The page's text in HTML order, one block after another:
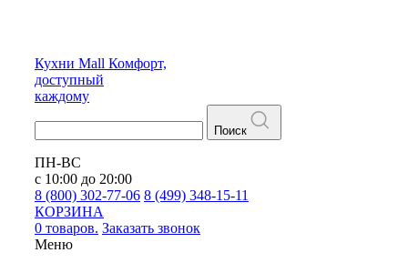
Кухни Mall Комфорт,
доступный
каждому
Поиск
ПН-ВС
с 10:00 до 20:00
8 (800) 302-77-06 8 (499) 348-15-11
КОРЗИНА
0 товаров. Заказать звонок
Меню